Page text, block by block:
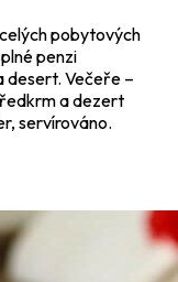
pobytových
penzi
desert. Večeře –
a dezert
servírováno.